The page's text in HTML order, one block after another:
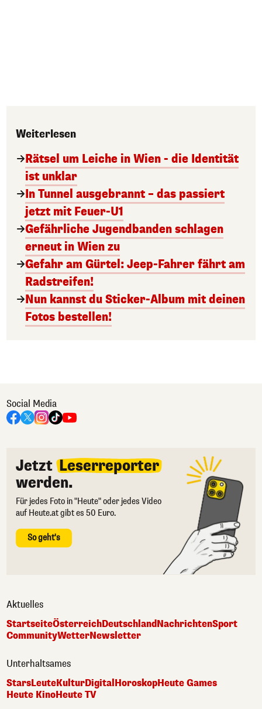
Weiterlesen
Rätsel um Leiche in Wien - die Identität
ist unklar
In Tunnel ausgebrannt – das passiert
jetzt mit Feuer-U1
Gefährliche Jugendbanden schlagen
erneut in Wien zu
Gefahr am Gürtel: Jeep-Fahrer fährt am
Radstreifen!
Nun kannst du Sticker-Album mit deinen
Fotos bestellen!
Social Media
Jetzt Leserreporter
werden.
Für jedes Foto in "Heute" oder jedes Video
auf Heute.at gibt es 50 Euro.
So geht's
Aktuelles
StartseiteÖsterreichDeutschlandNachrichtenSport
CommunityWetterNewsletter
Unterhaltsames
StarsLeuteKulturDigital HoroskopHeute Games
Heute KinoHeute TV